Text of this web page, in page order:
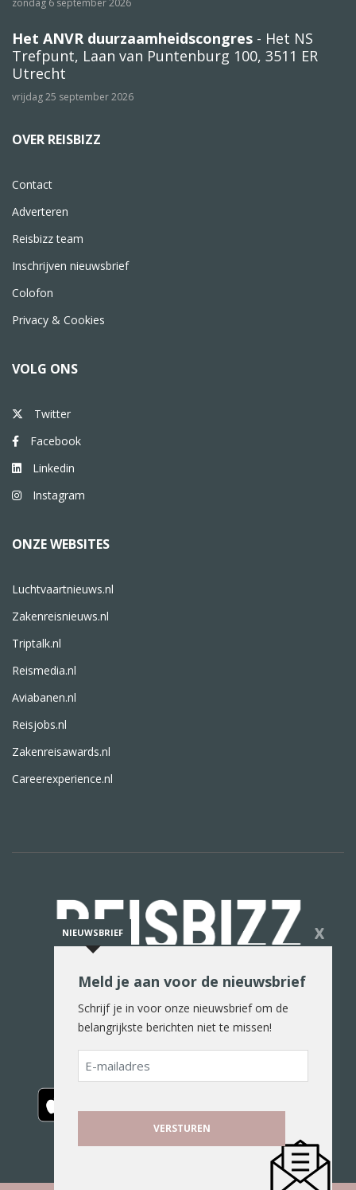
Het ANVR duurzaamheidscongres - Het NS
Trefpunt, Laan van Puntenburg 100, 3511 ER
Utrecht
vrijdag 25 september 2026
OVER REISBIZZ
Contact
Adverteren
Reisbizz team
Inschrijven nieuwsbrief
Colofon
Privacy & Cookies
VOLG ONS
Twitter
Facebook
Linkedin
Instagram
ONZE WEBSITES
Luchtvaartnieuws.nl
Zakenreisnieuws.nl
Triptalk.nl
Reismedia.nl
Aviabanen.nl
Reisjobs.nl
Zakenreisawards.nl
Careerexperience.nl
De reiswereld in woord en beeld
NIEUWSBRIEF X
Meld je aan voor de nieuwsbrief
Schrijf je in voor onze nieuwsbrief om de
belangrijkste berichten niet te missen!
E-
mailadres